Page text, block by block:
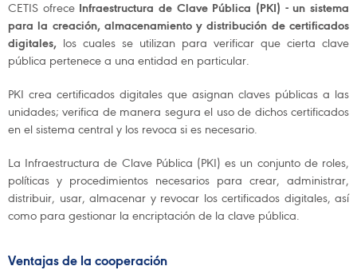
CETIS ofrece Infraestructura de Clave Pública (PKI) - un sistema
para la creación, almacenamiento y distribución de certificados
digitales, los cuales se utilizan para verificar que cierta clave
pública pertenece a una entidad en particular.
PKI crea certificados digitales que asignan claves públicas a las
unidades; verifica de manera segura el uso de dichos certificados
en el sistema central y los revoca si es necesario.
La Infraestructura de Clave Pública (PKI) es un conjunto de roles,
políticas y procedimientos necesarios para crear, administrar,
distribuir, usar, almacenar y revocar los certificados digitales, así
como para gestionar la encriptación de la clave pública.
Ventajas de la cooperación